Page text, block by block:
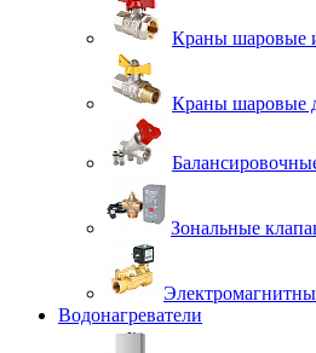
Краны шаровые
Краны шаровые
Зональные
Водонагреватели